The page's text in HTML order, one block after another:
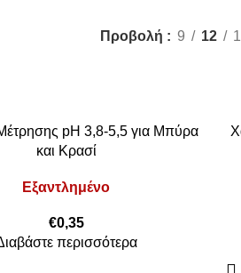
Προβολή 9 12
pH 3,8-5,5 για Μπύρα
και Κρασί
Εξαντλημένο
€0,35
περισσότερα